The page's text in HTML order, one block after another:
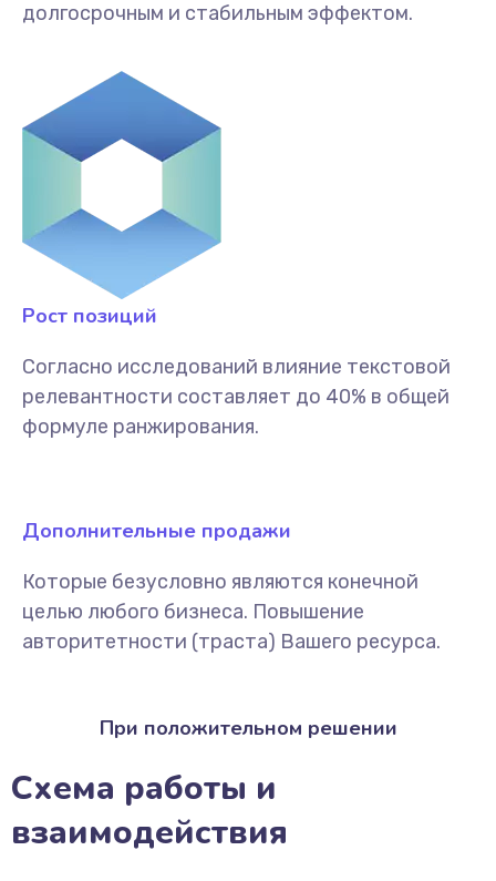
долгосрочным и стабильным эффектом.
Рост позиций
Согласно исследований влияние текстовой
релевантности составляет до 40% в общей
формуле ранжирования.
Дополнительные продажи
Которые безусловно являются конечной
целью любого бизнеса. Повышение
авторитетности (траста) Вашего ресурса.
При положительном решении
Схема работы и
взаимодействия